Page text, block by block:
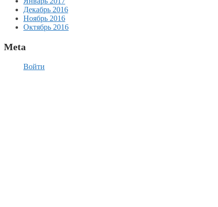
Декабрь 2016
Ноябрь 2016
Октябрь 2016
Meta
Войти